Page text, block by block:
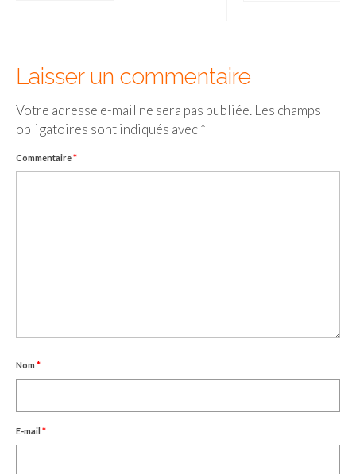
Laisser un commentaire
Votre adresse e-mail ne sera pas publiée. Les champs
obligatoires sont indiqués avec*
Commentaire*
Nom *
E-mail *